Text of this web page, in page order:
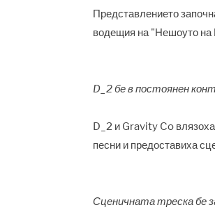
Представлението
водещия на "Нешоуто
D_2 бе в постоянен
D_2 и Gravity Co
песни и предоставиха
Сценичната треска бе